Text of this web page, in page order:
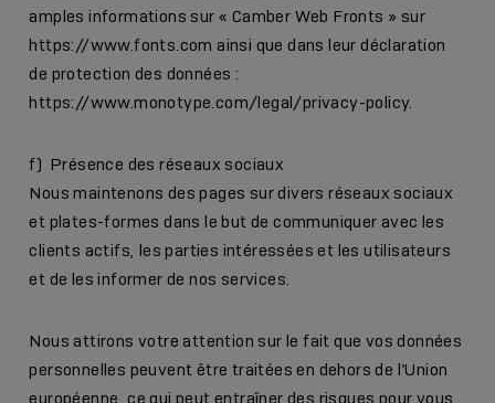
amples informations sur « Camber Web Fronts » sur
https://www.fonts.com ainsi que dans leur déclaration
de protection des données :
https://www.monotype.com/legal/privacy-policy.
f) Présence des réseaux sociaux
Nous maintenons des pages sur divers réseaux sociaux
et plates-formes dans le but de communiquer avec les
clients actifs, les parties intéressées et les utilisateurs
et de les informer de nos services.
Nous attirons votre attention sur le fait que vos données
personnelles peuvent être traitées en dehors de l’Union
européenne, ce qui peut entraîner des risques pour vous